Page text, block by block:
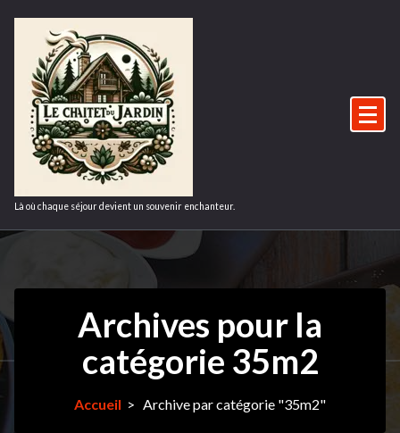
contenu
Là où chaque séjour devient un souvenir enchanteur.
Archives pour la
catégorie 35m2
Accueil > Archive par catégorie "35m2"